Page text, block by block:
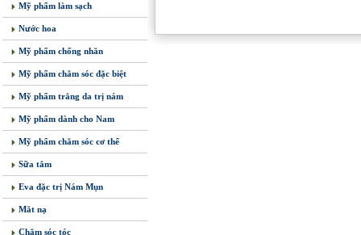
Mỹ phẩm làm sạch
Nước hoa
Mỹ phẩm chống nhăn
Mỹ phẩm chăm sóc đặc biệt
Mỹ phẩm trắng da trị nám
Mỹ phẩm dành cho Nam
Mỹ phẩm chăm sóc cơ thể
Sữa tắm
Eva đặc trị Nám Mụn
Măt nạ
Chăm sóc tóc